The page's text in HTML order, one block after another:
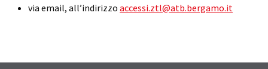
via email, all’indirizzo accessi.ztl@atb.bergamo.it